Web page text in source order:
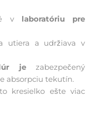
v laboratóriu pre
utiera a udržiava v
jezabezpečený
absorpciu tekutín.
kresielko ešte viac